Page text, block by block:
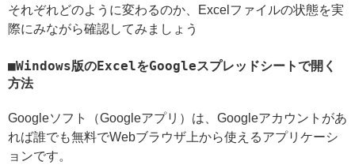
それぞれどのように変わるのか、Excelファイルの状態を実
際にみながら確認してみましょう
Windows版のExcelをGoogleスプレッドシートで開く
方法
Googleソフト（Googleアプリ）は、Googleアカウントがあ
れば誰でも無料でWebブラウザ上から使えるアプリケーシ
ョンです。